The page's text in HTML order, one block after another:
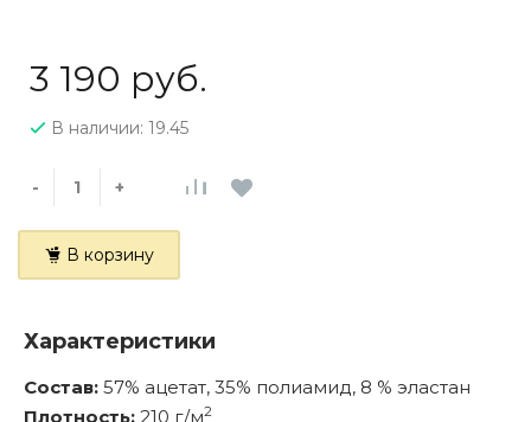
3 190 руб.
В наличии: 19.45
- +
В корзину
Характеристики
Состав: 57% ацетат, 35% полиамид, 8 % эластан
Плотность: 210 г/м2